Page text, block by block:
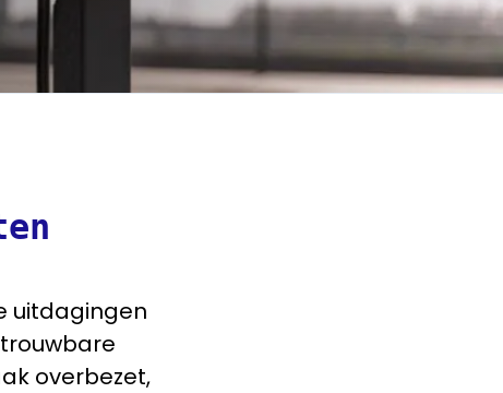
uitdagingen
overbezet,